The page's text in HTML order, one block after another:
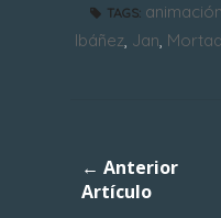
TAGS: animación
Ibáñez, Jan,
← Anterior
Artículo